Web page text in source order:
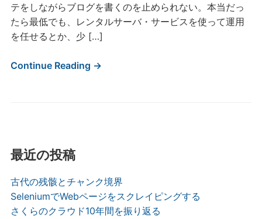
最近の投稿
古代の残骸とチャンク境界
SeleniumでWebページをスクレイピングする
さくらのクラウド10年間を振り返る
テをしながらブログを書くのを止められない。本当だっ
たら最低でも、レンタルサーバ・サービスを使って運用
を任せるとか、少 […]
Continue Reading →